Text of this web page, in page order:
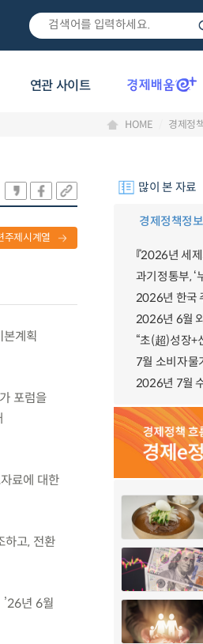
연관 사이트
HOME 경제정
주제시계열
계획
포럼을
료에 대한
하고, 전환
년 6월
많이 본 자료
경제정책정보
『2026년 세
2026년 한국
2026년 6월
7월 소비자물
2026년 7월